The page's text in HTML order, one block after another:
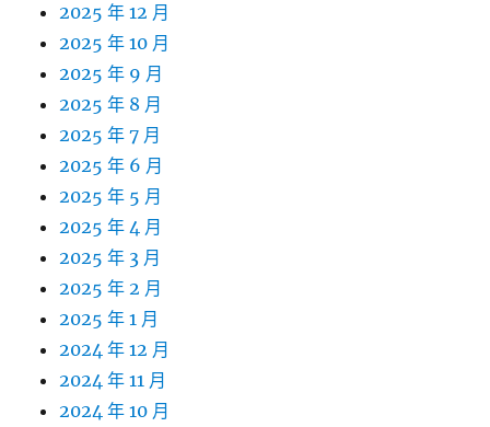
2025 年 12 月
2025 年 10 月
2025 年 9 月
2025 年 8 月
2025 年 7 月
2025 年 6 月
2025 年 5 月
2025 年 4 月
2025 年 3 月
2025 年 2 月
2025 年 1 月
2024 年 12 月
2024 年 11 月
2024 年 10 月